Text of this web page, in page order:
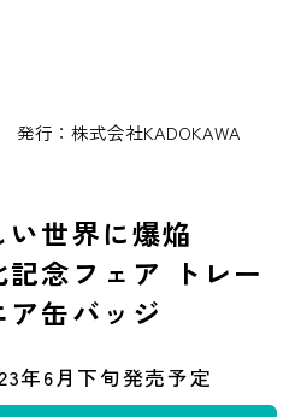
行：株式会社KADOKAWA
い世界に爆焔
念フェア トレー
缶バッジ
年6月下旬発売予定